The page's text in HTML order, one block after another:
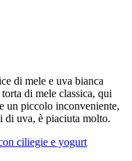
di mele e uva bianca
di mele classica, qui
un piccolo inconveniente,
di uva, è piaciuta molto.